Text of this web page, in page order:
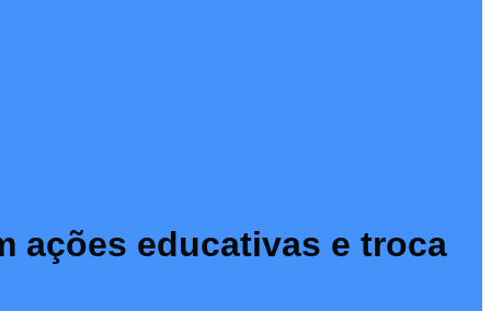
ações educativas e troca